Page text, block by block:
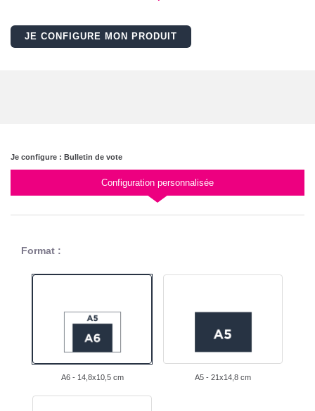
JE CONFIGURE MON PRODUIT
Je configure : Bulletin de vote
Configuration personnalisée
Format :
A6 - 14,8x10,5 cm A5 - 21x14,8 cm